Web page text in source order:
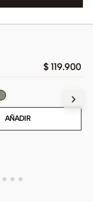
$ 119.900
AÑADIR